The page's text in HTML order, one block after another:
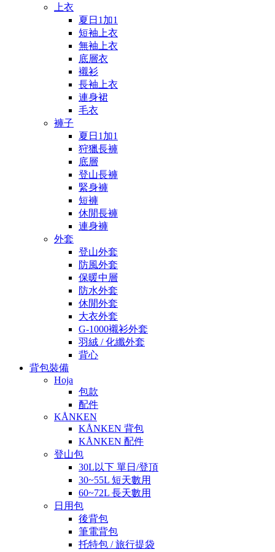
上衣
夏日1加1
短袖上衣
無袖上衣
底層衣
襯衫
長袖上衣
連身裙
毛衣
褲子
夏日1加1
狩獵長褲
底層
登山長褲
緊身褲
短褲
休閒長褲
連身褲
外套
登山外套
防風外套
保暖中層
防水外套
休閒外套
大衣外套
G-1000襯衫外套
羽絨 / 化纖外套
背心
背包裝備
Hoja
包款
配件
KÅNKEN
KÅNKEN 背包
KÅNKEN 配件
登山包
30L以下 單日/登頂
30~55L 短天數用
60~72L 長天數用
日用包
後背包
筆電背包
托特包 / 旅行提袋